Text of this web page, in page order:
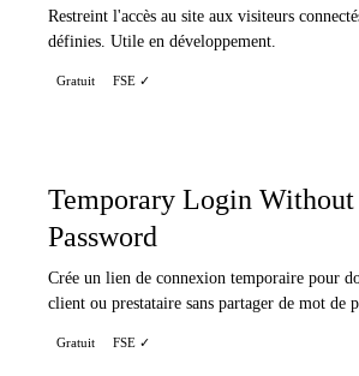
Restreint l'accès au site aux visiteurs
définies. Utile en développement.
Gratuit FSE ✓
Temporary Login Without
Password
Crée un lien de connexion temporaire pour
client ou prestataire sans partager de mot de
Gratuit FSE ✓